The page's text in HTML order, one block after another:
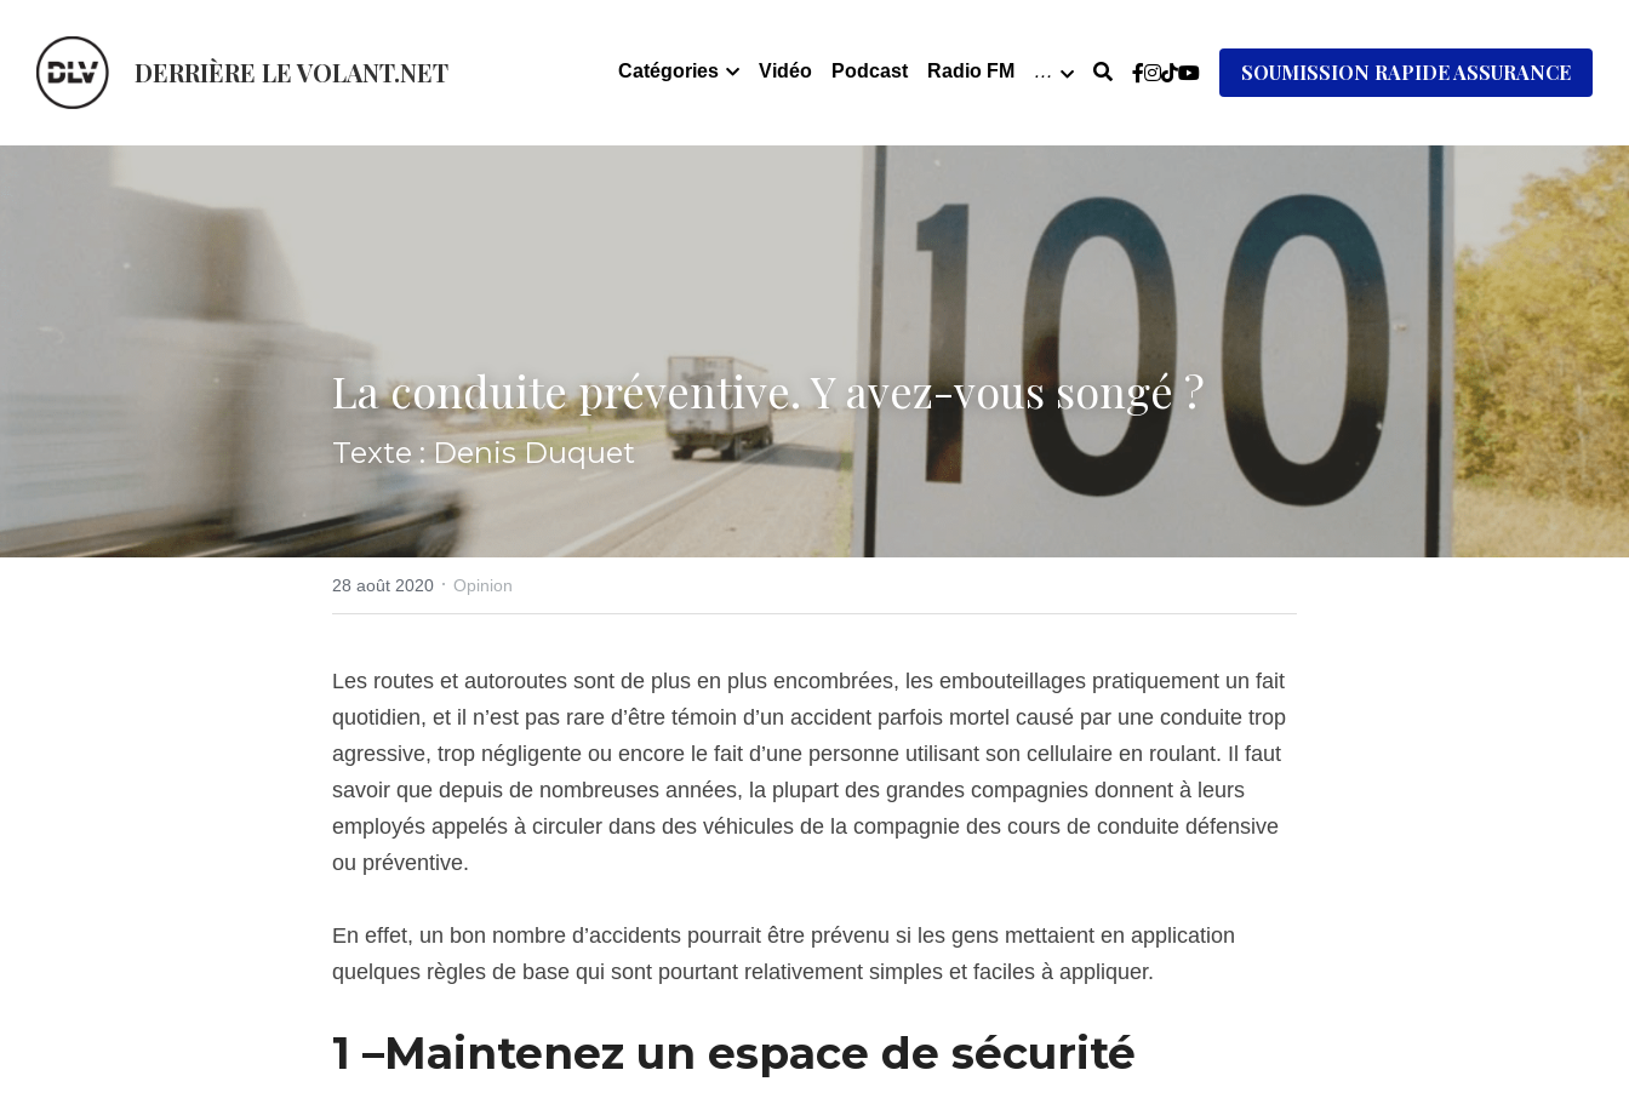
DERRIÈRE LE VOLANT.NET Catégories Vidéo Podcast Radio FM … SOUMISSION RAPIDE ASSURANCE
La conduite préventive. Y avez-vous songé ?
Texte : Denis Duquet
28 août 2020 · Opinion
Les routes et autoroutes sont de plus en plus encombrées, les embouteillages pratiquement un fait
quotidien, et il n’est pas rare d’être témoin d’un accident parfois mortel causé par une conduite trop
agressive, trop négligente ou encore le fait d’une personne utilisant son cellulaire en roulant. Il faut
savoir que depuis de nombreuses années, la plupart des grandes compagnies donnent à leurs
employés appelés à circuler dans des véhicules de la compagnie des cours de conduite défensive
ou préventive.
En effet, un bon nombre d’accidents pourrait être prévenu si les gens mettaient en application
quelques règles de base qui sont pourtant relativement simples et faciles à appliquer.
1 –Maintenez un espace de sécurité